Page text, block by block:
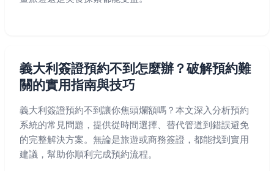
義大利簽證預約不到怎麼辦？破解預約難
關的實用指南與技巧
義大利簽證預約不到讓你焦頭爛額嗎？本文深入分析預約
系統的常見問題，提供從時間選擇、替代管道到錯誤避免
的完整解決方案。無論是旅遊或商務簽證，都能找到實用
建議，幫助你順利完成預約流程。